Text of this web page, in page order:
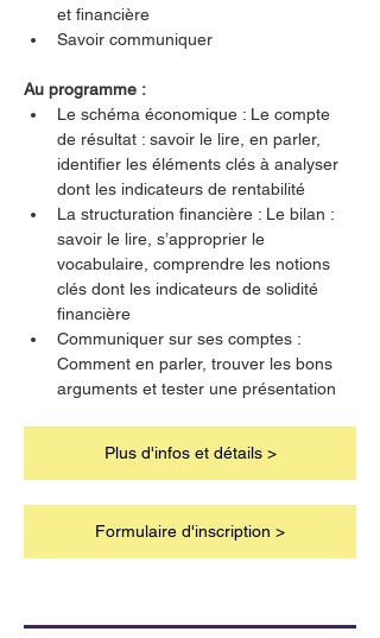
et financière
Savoir communiquer
Au programme :
Le schéma économique : Le compte
de résultat : savoir le lire, en parler,
identifier les éléments clés à analyser
dont les indicateurs de rentabilité
La structuration financière : Le bilan :
savoir le lire, s’approprier le
vocabulaire, comprendre les notions
clés dont les indicateurs de solidité
financière
Communiquer sur ses comptes :
Comment en parler, trouver les bons
arguments et tester une présentation
Plus d'infos et détails >
Formulaire d'inscription >